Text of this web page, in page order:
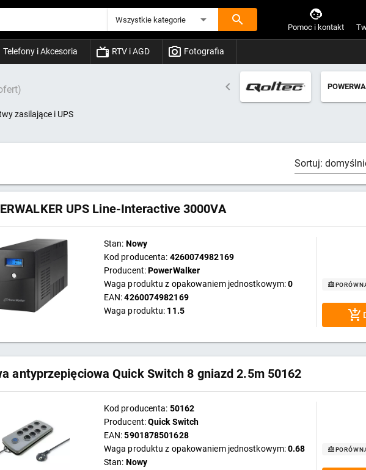
Wszystkie kategorie
Pomoc i kontakt
Telefony i Akcesoria RTV i AGD Fotografia
zasilające i UPS
Sortuj:
UPS Line-Interactive 3000VA
Stan: Nowy
Kod producenta: 4260074982169
Producent:PowerWalker
Waga produktu z opakowaniem jednostkowym:0
EAN:4260074982169
Waga produktu: 11.5
antyprzepięciowa Quick Switch 8 gniazd 2.5m 50162
Kod producenta: 50162
Producent:Quick Switch
EAN:5901878501628
Waga produktu z opakowaniem jednostkowym:0.68
Stan: Nowy